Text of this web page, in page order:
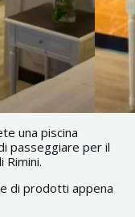
una piscina
passeggiare per il
Rimini.
di prodotti appena